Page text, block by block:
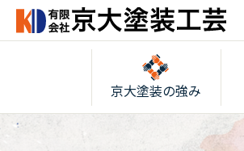
京大塗装の強み